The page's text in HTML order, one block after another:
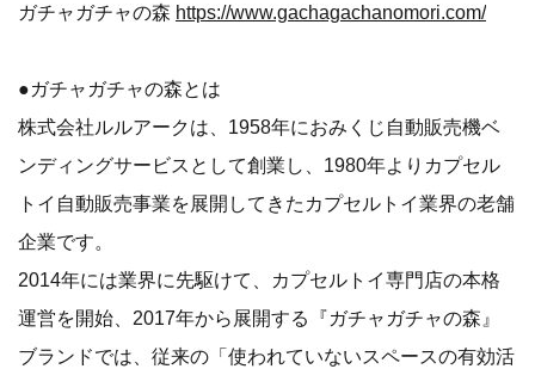
ガチャガチャの森 https://www.gachagachanomori.com/
●ガチャガチャの森とは
株式会社ルルアークは、1958年におみくじ自動販売機ベ
ンディングサービスとして創業し、1980年よりカプセル
トイ自動販売事業を展開してきたカプセルトイ業界の老舗
企業です。
2014年には業界に先駆けて、カプセルトイ専門店の本格
運営を開始、2017年から展開する『ガチャガチャの森』
ブランドでは、従来の「使われていないスペースの有効活